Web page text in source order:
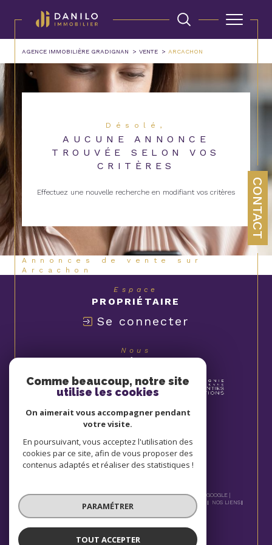
CONTACT
AGENCE IMMOBILIÈRE GRADIGNAN VENTE ARCACHON
Désolé,
AUCUNE ANNONCE
TROUVÉE SELON VOS
CRITÈRES
Effectuez une nouvelle recherche en modifiant vos critères
Annonces de vente sur
Arcachon
Espace
PROPRIÉTAIRE
Se connecter
Nous
© 2026 | TOUS DROITS RÉSERVÉS | TRADUCTION POWERED BY GOOGLE |
PLAN DU SITE MENTIONS LÉGALES ADMIN
NOS LIENS
POLITIQUE RGPD
Comme beaucoup, notre site
utilise les cookies
On aimerait vous accompagner pendant
votre visite.
En poursuivant, vous acceptez l'utilisation des
cookies par ce site, afin de vous proposer des
contenus adaptés et réaliser des statistiques !
PARAMÉTRER
TOUT ACCEPTER